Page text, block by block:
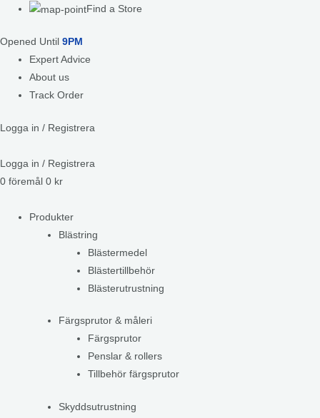
Find a Store
Opened Until 9PM
Expert Advice
About us
Track Order
Logga in / Registrera
Logga in / Registrera
0 föremål 0 kr
Produkter
Blästring
Blästermedel
Blästertillbehör
Blästerutrustning
Färgsprutor & måleri
Färgsprutor
Penslar & rollers
Tillbehör färgsprutor
Skyddsutrustning